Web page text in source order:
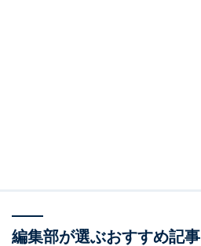
編集部が選ぶおすすめ記事